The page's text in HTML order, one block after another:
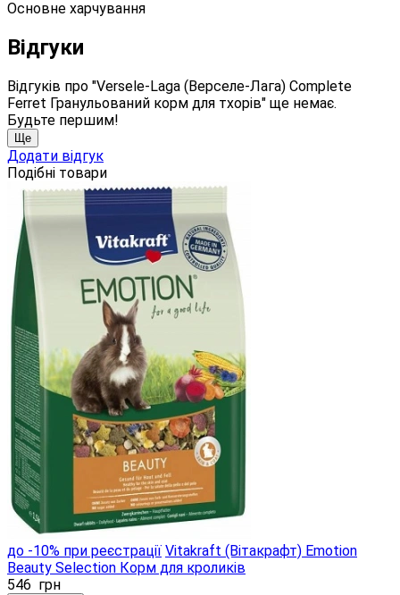
Основне харчування
Відгуки
Відгуків про "Versele-Laga (Верселе-Лага) Complete
Ferret Гранульований корм для тхорів" ще немає.
Будьте першим!
Ще
Додати відгук
Подібні товари
до -10% при реєстрації Vitakraft (Вітакрафт) Emotion
Beauty Selection Корм ​​для кроликів
546 грн